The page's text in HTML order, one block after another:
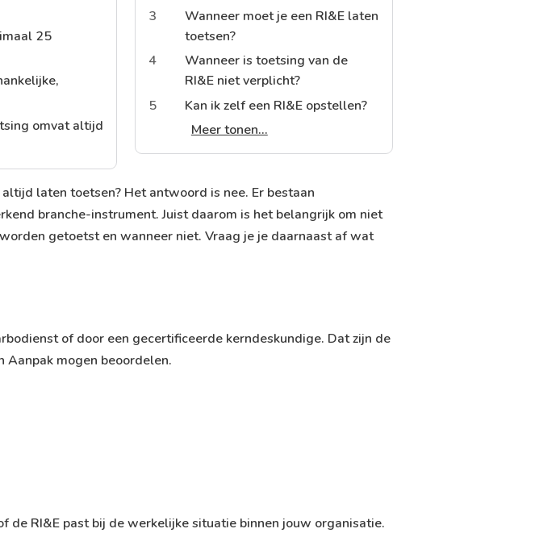
3
Wanneer moet je een RI&E laten
toetsen?
4
Wanneer is toetsing van de
RI&E niet verplicht?
5
Kan ik zelf een RI&E opstellen?
Meer tonen...
25
omvat altijd
laten toetsen? Het antwoord is nee. Er bestaan
branche-instrument. Juist daarom is het belangrijk om niet
getoetsten wanneer niet. Vraag je je daarnaast afwat
of door een gecertificeerde kerndeskundige. Dat zijn de
Aanpak mogen beoordelen.
de RI&E past bij de werkelijke situatie binnen jouw organisatie.